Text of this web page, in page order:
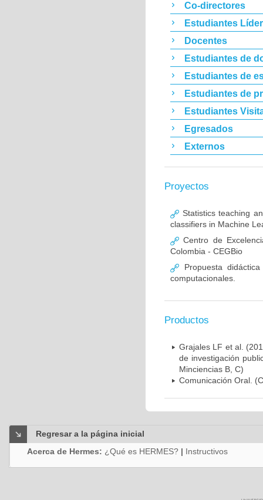
Co-directores
Estudiantes
Docentes
Estudiantes de
Estudiantes de
Estudiantes de
Estudiantes
Egresados
Externos
Proyectos
Statistics teaching
classifiers in Machine
Centro de
Colombia - CEGBio
Propuesta
computacionales.
Productos
Grajales LF et al.
de investigación
Minciencias B, C)
Comunicación Oral.
Regresar a la página inicial
Acerca de Hermes: ¿Qué es HERMES? | Instructivos